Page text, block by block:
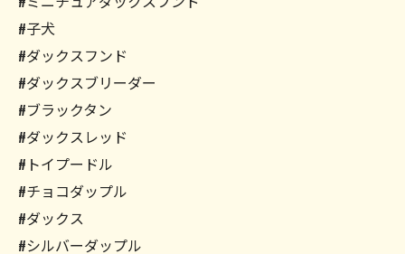
#子犬
#ダックスフンド
#ダックスブリーダー
#ブラックタン
#ダックスレッド
#トイプードル
#チョコダップル
#ダックス
#シルバーダップル